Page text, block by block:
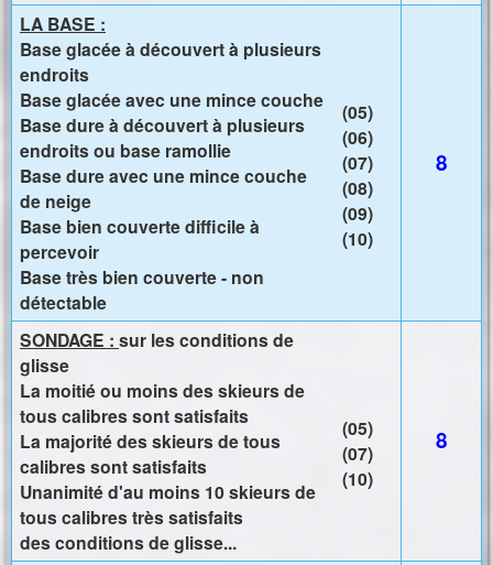
LA BASE :
Base glacée à découvert à plusieurs
endroits
Base glacée avec une mince couche
Base dure à découvert à plusieurs
endroits ou base ramollie
Base dure avec une mince couche
de neige
Base bien couverte difficile à
percevoir
Base très bien couverte - non
détectable
(05)
(06)
(07)
(08)
(09)
(10)
8
SONDAGE : sur les conditions de
glisse
La moitié ou moins des skieurs de
tous calibres sont satisfaits
La majorité des skieurs de tous
calibres sont satisfaits
Unanimité d'au moins 10 skieurs de
tous calibres très satisfaits
des conditions de glisse...
(05)
(07)
(10)
8